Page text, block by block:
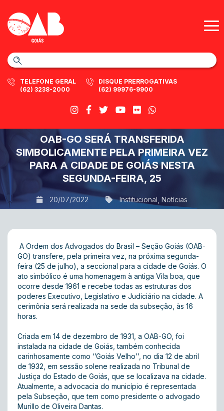
TELEFONE GERAL
(62) 3238-2000
DISQUE PRERROGATIVAS
(62) 99976-9900
OAB-GO SERÁ TRANSFERIDA
SIMBOLICAMENTE PELA PRIMEIRA VEZ
PARA A CIDADE DE GOIÁS NESTA
SEGUNDA-FEIRA, 25
20/07/2022 Institucional Notícias
A Ordem dos Advogados do Brasil – Seção Goiás (OAB-
GO) transfere, pela primeira vez, na próxima segunda-
feira (25 de julho), a seccional para a cidade de Goiás. O
ato simbólico é uma homenagem à antiga Vila boa, que
ocorre desde 1961 e recebe todas as estruturas dos
poderes Executivo, Legislativo e Judiciário na cidade. A
cerimônia será realizada na sede da subseção, às 16
horas.
Criada em 14 de dezembro de 1931, a OAB-GO, foi
instalada na cidade de Goiás, também conhecida
carinhosamente como ‘’Goiás Velho’’, no dia 12 de abril
de 1932, em sessão solene realizada no Tribunal de
Justiça do Estado de Goiás, que se localizava na cidade.
Atualmente, a advocacia do município é representada
pela Subseção, que tem como presidente o advogado
Murillo de Oliveira Dantas.